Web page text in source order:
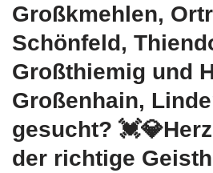
Großkmehlen,
Schönfeld,
Großthiemig und
Großenhain,
gesucht?
der richtige